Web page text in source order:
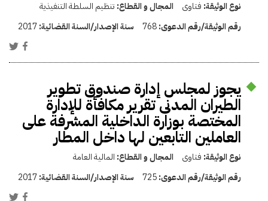
نوع الوثيقة: فتاوى المجال و القطاع: تنظيم السلطة التنفيذية
رقم الوثيقة/رقم الدعوى:768 سنة الإصدار/السنة القضائية:2017
يجوز لمجلس إدارة صندوق تطوير
الطيران المدنى تقرير مكافأة للإدارة
المختصة بوزارة الداخلية المشرفة على
العاملين التابعين لها داخل المطار
نوع الوثيقة: فتاوى المجال و القطاع: المالية العامة
رقم الوثيقة/رقم الدعوى:725 سنة الإصدار/السنة القضائية:2017